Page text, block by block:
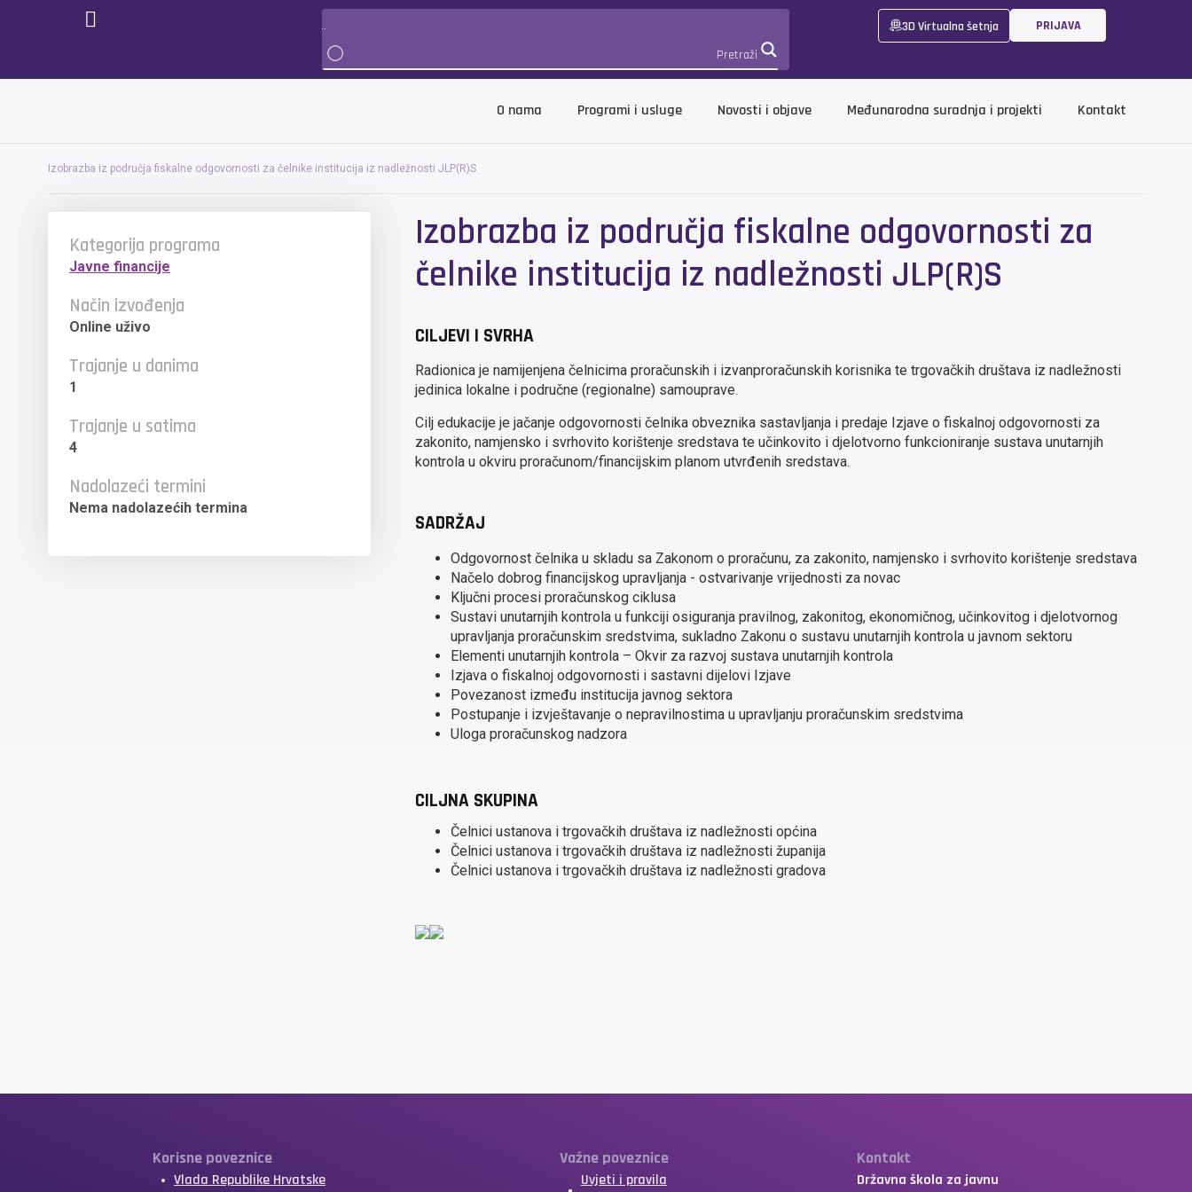
Pretraži
3D Virtualna šetnja PRIJAVA
O nama Programi i usluge Novosti i objave Međunarodna suradnja i projekti Kontakt
Izobrazba iz područja fiskalne odgovornosti za čelnike institucija iz nadležnosti JLP(R)S
Kategorija programa
Javne financije
Način izvođenja
Online uživo
Trajanje u danima
1
Trajanje u satima
4
Nadolazeći termini
Nema nadolazećih termina
Izobrazba iz područja fiskalne odgovornosti za
čelnike institucija iz nadležnosti JLP(R)S
CILJEVI I SVRHA
Radionica je namijenjena čelnicima proračunskih i izvanproračunskih korisnika te trgovačkih društava iz nadležnosti
jedinica lokalne i područne (regionalne) samouprave.
Cilj edukacije je jačanje odgovornosti čelnika obveznika sastavljanja i predaje Izjave o fiskalnoj odgovornosti za
zakonito, namjensko i svrhovito korištenje sredstava te učinkovito i djelotvorno funkcioniranje sustava unutarnjih
kontrola u okviru proračunom/financijskim planom utvrđenih sredstava.
SADRŽAJ
Odgovornost čelnika u skladu sa Zakonom o proračunu, za zakonito, namjensko i svrhovito korištenje sredstava
Načelo dobrog financijskog upravljanja - ostvarivanje vrijednosti za novac
Ključni procesi proračunskog ciklusa
Sustavi unutarnjih kontrola u funkciji osiguranja pravilnog, zakonitog, ekonomičnog, učinkovitog i djelotvornog
upravljanja proračunskim sredstvima, sukladno Zakonu o sustavu unutarnjih kontrola u javnom sektoru
Elementi unutarnjih kontrola – Okvir za razvoj sustava unutarnjih kontrola
Izjava o fiskalnoj odgovornosti i sastavni dijelovi Izjave
Povezanost između institucija javnog sektora
Postupanje i izvještavanje o nepravilnostima u upravljanju proračunskim sredstvima
Uloga proračunskog nadzora
CILJNA SKUPINA
Čelnici ustanova i trgovačkih društava iz nadležnosti općina
Čelnici ustanova i trgovačkih društava iz nadležnosti županija
Čelnici ustanova i trgovačkih društava iz nadležnosti gradova
Korisne poveznice
Vlada Republike Hrvatske
Važne poveznice
Uvjeti i pravila
Kontakt
Državna škola za javnu